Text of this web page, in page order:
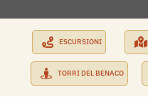
ESCURSIONI
TORRI DEL BENACO